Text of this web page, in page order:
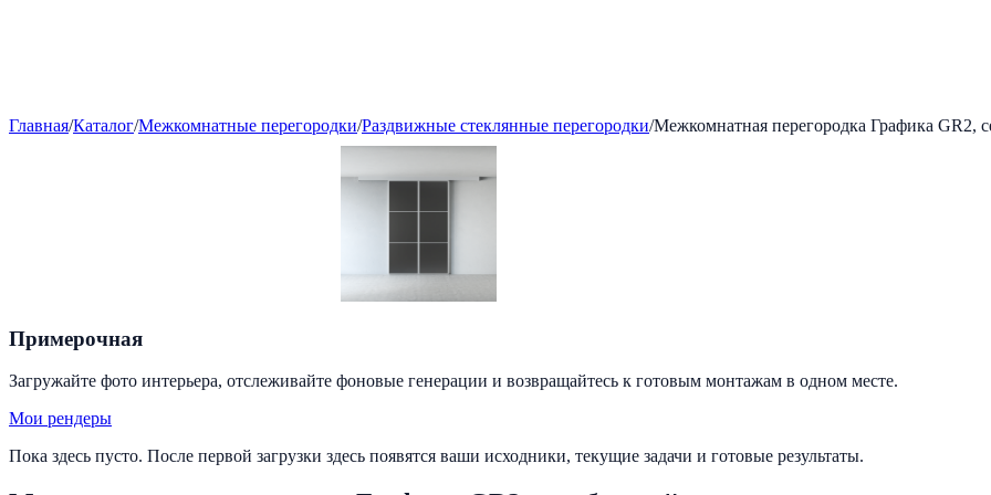
Главная/Каталог/Межкомнатные перегородки/Раздвижные стеклянные перегородки/Межкомнатная перегородка Графика GR2,
Примерочная
Загружайте фото интерьера, отслеживайте фоновые генерации и возвращайтесь к готовым монтажам в одном месте.
Мои рендеры
Пока здесь пусто. После первой загрузки здесь появятся ваши исходники, текущие задачи и готовые результаты.